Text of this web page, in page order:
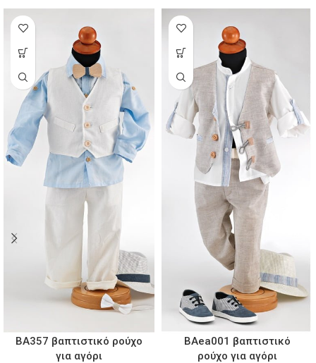
BA357 βαπτιστικό ρούχο
για αγόρι
BAea001 βαπτιστικό
ρούχο για αγόρι